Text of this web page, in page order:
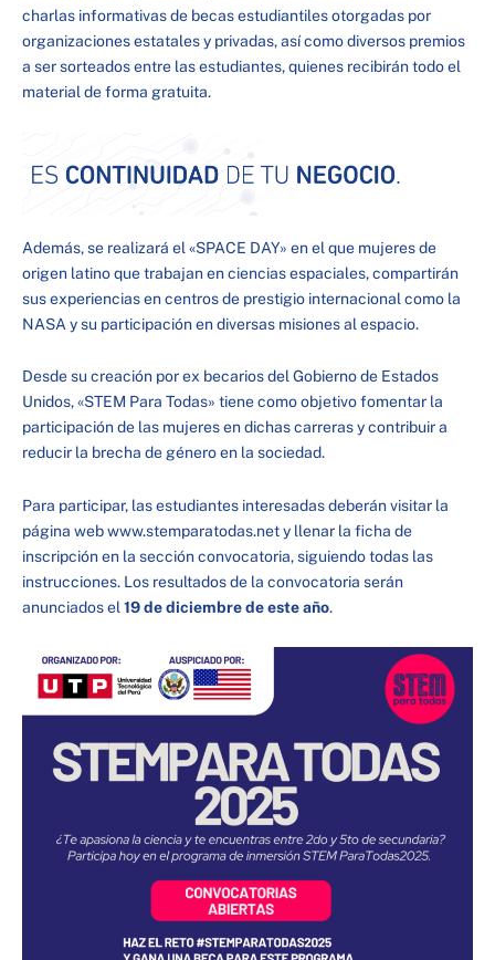
charlas informativas de becas estudiantiles otorgadas por
organizaciones estatales y privadas, así como diversos premios
a ser sorteados entre las estudiantes, quienes recibirán todo el
material de forma gratuita.
Además, se realizará el «SPACE DAY» en el que mujeres de
origen latino que trabajan en ciencias espaciales, compartirán
sus experiencias en centros de prestigio internacional como la
NASA y su participación en diversas misiones al espacio.
Desde su creación por ex becarios del Gobierno de Estados
Unidos, «STEM Para Todas» tiene como objetivo fomentar la
participación de las mujeres en dichas carreras y contribuir a
reducir la brecha de género en la sociedad.
Para participar, las estudiantes interesadas deberán visitar la
página web www.stemparatodas.net y llenar la ficha de
inscripción en la sección convocatoria, siguiendo todas las
instrucciones. Los resultados de la convocatoria serán
anunciados el 19 de diciembre de este año.